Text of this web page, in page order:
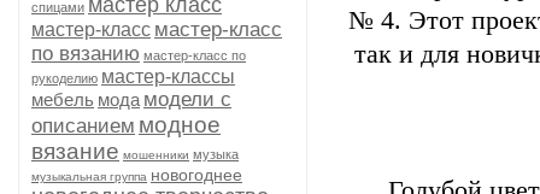
спицами мастер класс
мастер-класс мастер-класс
по вязанию мастер-класс по
рукоделию мастер-классы
мебель мода модели с
описанием модное
вязание мошенники музыка
музыкальная группа новогоднее
№ 4. Этот
так и для